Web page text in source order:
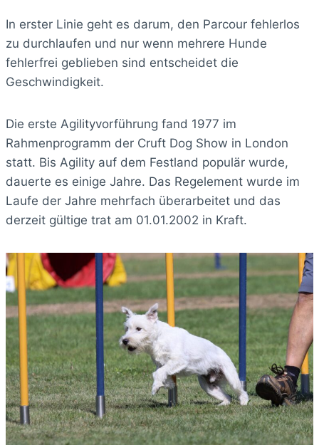
In erster Linie geht es darum, den Parcour fehlerlos
zu durchlaufen und nur wenn mehrere Hunde
fehlerfrei geblieben sind entscheidet die
Geschwindigkeit.
Die erste Agilityvorführung fand 1977 im
Rahmenprogramm der Cruft Dog Show in London
statt. Bis Agility auf dem Festland populär wurde,
dauerte es einige Jahre. Das Regelement wurde im
Laufe der Jahre mehrfach überarbeitet und das
derzeit gültige trat am 01.01.2002 in Kraft.